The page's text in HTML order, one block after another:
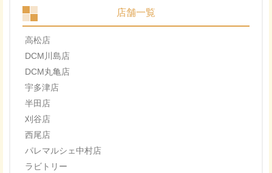
店舗一覧
高松店
DCM川島店
DCM丸亀店
宇多津店
半田店
刈谷店
西尾店
パレマルシェ中村店
ラビトリー